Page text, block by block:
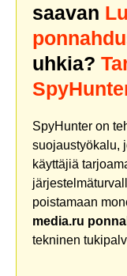
saavan
uhkia?
SpyHunter on
suojaustyökalu,
käyttäjiä
poistamaan
media.ru
tekninen